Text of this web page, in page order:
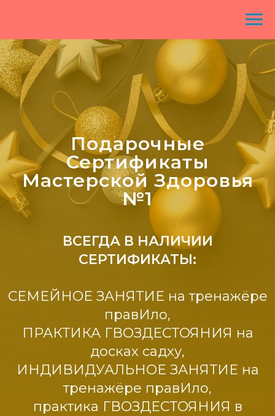
Подарочные
Сертификаты
Мастерской Здоровья
№1
ВСЕГДА В НАЛИЧИИ
СЕРТИФИКАТЫ:
СЕМЕЙНОЕ ЗАНЯТИЕ на тренажёре
правИло,
ПРАКТИКА ГВОЗДЕСТОЯНИЯ на
досках садху,
ИНДИВИДУАЛЬНОЕ ЗАНЯТИЕ на
тренажёре правИло,
практика ГВОЗДЕСТОЯНИЯ в